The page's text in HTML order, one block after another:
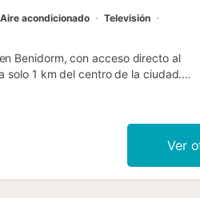
Aire acondicionado
Televisión
Benidorm, con acceso directo al
solo 1 km del centro de la ciudad.
mientras que la cocina
su comodidad. El apartamento
de pantalla plana y WiFi en
viajan con niños. En el exterior,
para disfrutar de las vistas. La
Ver